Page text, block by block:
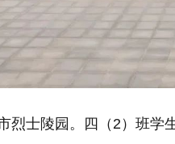
士陵园。四（2）班学